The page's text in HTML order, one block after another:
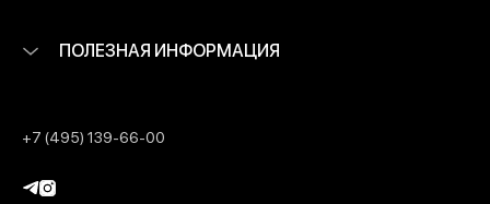
ПОЛЕЗНАЯ ИНФОРМАЦИЯ
+7 (495) 139-66-00